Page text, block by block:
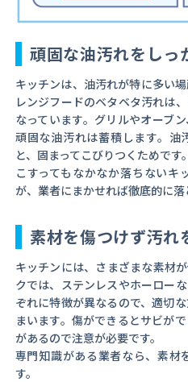
頑固な油汚れをしっ
キッチンは、油汚れが特に多い
レンジフードのベタベタ汚れは
なっています。グリルやオーブ
頑固な油汚れは蓄積します。油
と、固まってこびりつくためです。
こすってもなかなか落ちないキ
が、業者にまかせれば徹底的に落
素材を傷つけず汚れ
キッチンには、さまざまな素材
クでは、ステンレスやホーロー
ぞれに特徴が異なるので、適切
まいます。傷ができるとサビが
があるので注意が必要です。
専門知識がある業者なら、素材
す。